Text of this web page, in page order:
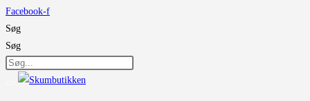
Facebook-f
Søg
Søg